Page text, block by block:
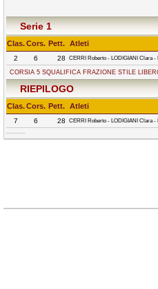
Serie 1
Clas.Cors. Pett. Atleti
2 6 28 CERRI Roberto - LODIGIANI Clara
CORSIA 5 SQUALIFICA FRAZIONE STILE
RIEPILOGO
Clas.Cors. Pett. Atleti
7 6 28 CERRI Roberto - LODIGIANI Clara